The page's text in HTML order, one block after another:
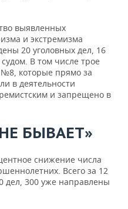
выявленных
и экстремизма
20 уголовных дел, 16
В том числе трое
№8, которые прямо за
в деятельности
и запрещено в
БЫВАЕТ»
снижение числа
Всего за 12
дел, 300 уже направлены